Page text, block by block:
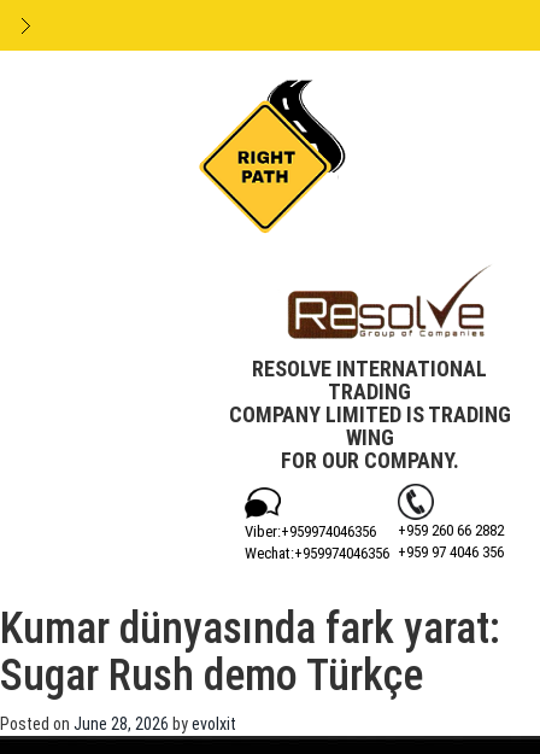
RESOLVE INTERNATIONAL
TRADING
COMPANY LIMITED IS TRADING
WING
FOR OUR COMPANY.
+959 260 66 2882
+959 97 4046 356
Viber:+‎959974046356
Wechat:+‎959974046356
Kumar dünyasında fark yarat:
Sugar Rush demo Türkçe
Posted on June 28, 2026 byevolxit